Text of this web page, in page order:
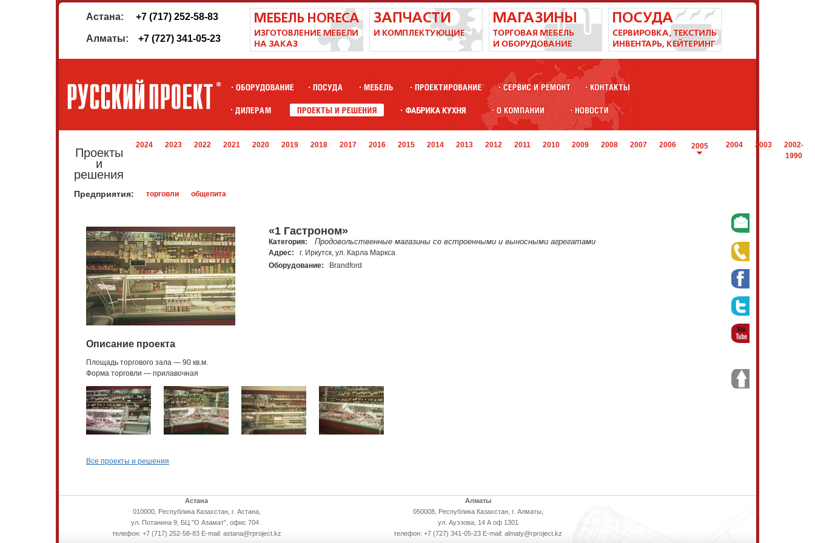
Астана: +7 (717) 252-58-83
Алматы: +7 (727) 341-05-23
Проекты
и
решения
2024 2023 2022 2021 2020 2019 2018 2017 2016 2015 2014 2013 2012 2011 2010 2009 2008 2007 2006 2005 2004 2003
2002-
1990
Предприятия: торговли общепита
«1 Гастроном»
Категория: Продовольственные магазины со встроенными и выносными агрегатами
Адрес:
г. Иркутск, ул. Карла Маркса
Оборудование: Brandford
Описание проекта
Площадь торгового зала — 90 кв.м.
Форма торговли — прилавочная
Все проекты и решения
Астана
010000, Республика Казахстан, г. Астана,
ул. Потанина 9, БЦ "О Азамат", офис 704 .
телефон: +7 (717) 252-58-83 E-mail: astana@rproject.kz
Алматы
050008, Республика Казахстан, г. Алматы,
ул. Ауэзова, 14 А оф 1301
телефон: +7 (727) 341-05-23 E-mail: almaty@rproject.kz